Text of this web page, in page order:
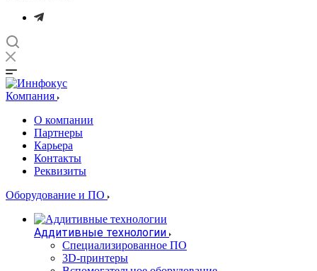
Компания
О компании
Партнеры
Карьера
Контакты
Реквизиты
Оборудование и ПО
Аддитивные технологии
Специализированное ПО
3D-принтеры